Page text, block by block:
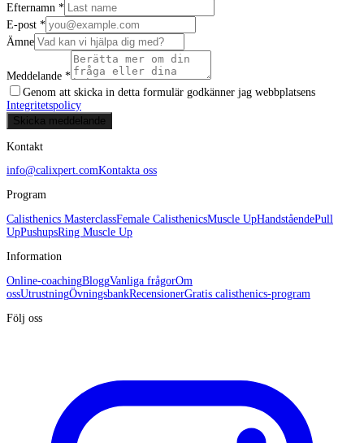
Efternamn *
E-post *
Ämne
Meddelande *
Genom att skicka in detta formulär godkänner jag webbplatsens
Integritetspolicy
Skicka meddelande
Kontakt
info@calixpert.comKontakta oss
Program
Calisthenics MasterclassFemale CalisthenicsMuscle UpHandståendePull
UpPushupsRing Muscle Up
Information
Online-coachingBloggVanliga frågorOm
ossUtrustningÖvningsbankRecensionerGratis calisthenics-program
Följ oss